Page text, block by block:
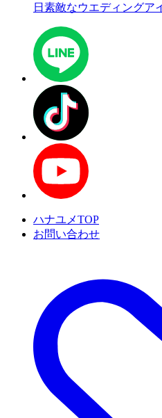
日素敵なウエディングア
ハナユメTOP
お問い合わせ